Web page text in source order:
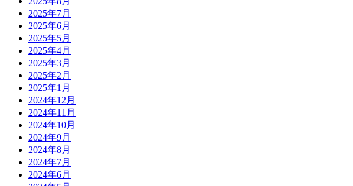
2025年7月
2025年6月
2025年5月
2025年4月
2025年3月
2025年2月
2025年1月
2024年12月
2024年11月
2024年10月
2024年9月
2024年8月
2024年7月
2024年6月